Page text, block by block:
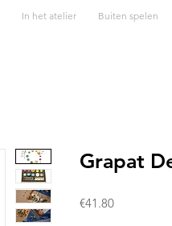
In het atelier Buiten spelen
Grapat
€41.80Prijs